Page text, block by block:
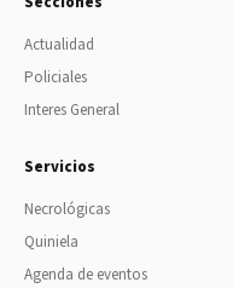
Actualidad
Policiales
Interes General
Servicios
Necrológicas
Quiniela
Agenda de eventos